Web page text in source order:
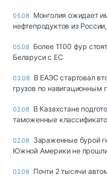
05.08 Монголия ожидает
нефтепродуктов из
05.08 Более 1100 фур
Беларуси с ЕС
03.08 В ЕАЭС стартовал
грузов по навигационным
02.08 В Казахстане
таможенные
02.08 Зараженные бурой
Южной Америки не прошли
02.08 Почти 2 тысячи